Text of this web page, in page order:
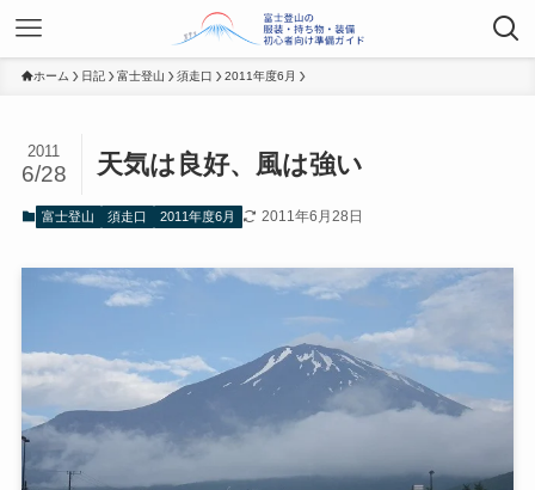
ホーム 日記 富士登山 須走口 2011年度6月
天気は良好、風は強い
2011
6/28
富士登山 須走口 2011年度6月 2011年6月28日